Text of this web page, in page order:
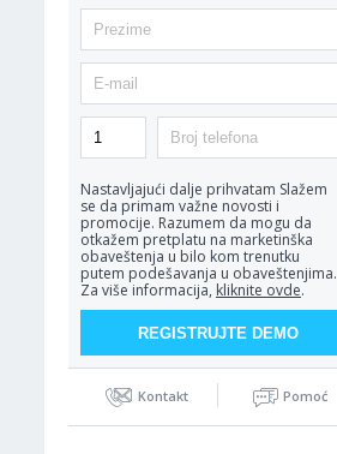
Nastavljajući dalje prihvatam Slažem
se da primam važne novosti i
promocije. Razumem da mogu da
otkažem pretplatu na marketinška
obaveštenja u bilo kom trenutku
putem podešavanja u obaveštenjima.
Za više informacija, kliknite ovde.
Kontakt Pomoć